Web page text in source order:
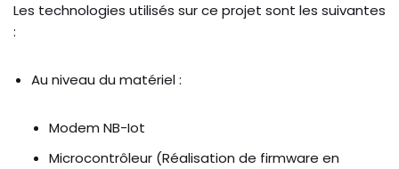
Les technologies utilisés sur ce projet sont les suivantes
:
Au niveau du matériel :
Modem NB-Iot
Microcontrôleur (Réalisation de firmware en